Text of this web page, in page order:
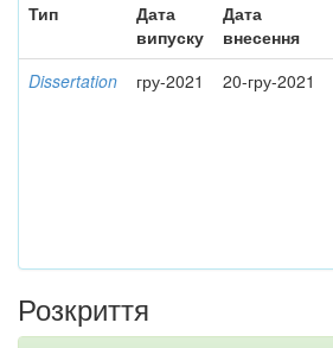
Тип
Дата
випуску
Дата
внесення
Dissertation гру-2021 20-гру-2021
Розкриття